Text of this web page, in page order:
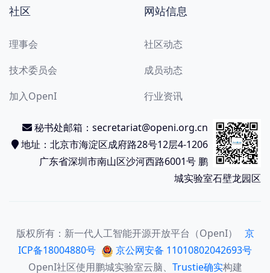
社区
理事会
技术委员会
加入OpenI
网站信息
社区动态
成员动态
行业资讯
秘书处邮箱：secretariat@openi.org.cn
地址：北京市海淀区成府路28号12层4-1206
广东省深圳市南山区沙河西路6001号 鹏
城实验室石壁龙园区
版权所有：新一代人工智能开源开放平台（OpenI） 京
ICP备18004880号
京公网安备 11010802042693号
OpenI社区使用鹏城实验室云脑、 Trustie确实构建